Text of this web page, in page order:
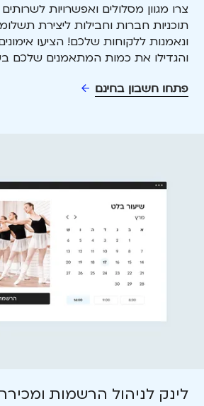
צרו מגוון מסלולים ואפשרויות
תוכניות חברות וחבילות ליצירת
ונאמנות ללקוחות שלכם! הציעו
והגדילו את כמות המתאמנים שלכם
פתחו חשבון בחינם
לינק לניהול הרשמות